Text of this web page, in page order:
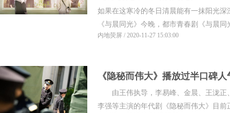
如果在这寒冷的冬日清晨能有一抹阳光
《与晨同光》今晚，都市青春剧《与晨
内地荧屏 / 2020-11-27 15:03:00
《隐秘而伟大》播放过半口碑
顾耀东
由王伟执导，李易峰、金晨、王泷正
李强等主演的年代剧《隐秘而伟大》目前